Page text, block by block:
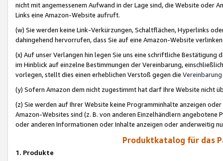
nicht mit angemessenem Aufwand in der Lage sind, die Website oder
Links eine Amazon-Website aufruft.
(w) Sie werden keine Link-Verkürzungen, Schaltflächen, Hyperlinks
dahingehend hervorrufen, dass Sie auf eine Amazon-Website
(x) Auf unser Verlangen hin legen Sie uns eine schriftliche
im Hinblick auf einzelne Bestimmungen der Vereinbarung,
vorlegen, stellt dies einen erheblichen Verstoß gegen die Vereinbarung
(y) Sofern Amazon dem nicht zugestimmt hat darf Ihre Website nicht
(z) Sie werden auf Ihrer Website keine Programminhalte anzeigen
Amazon-Websites sind (z. B. von anderen Einzelhändlern
oder anderen Informationen oder Inhalte anzeigen oder anderweitig
Produktkatalog für das
1. Produkte